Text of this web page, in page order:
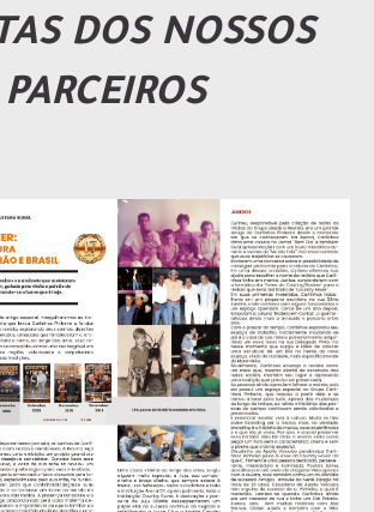
DOS NOSSOS
PARCEIROS